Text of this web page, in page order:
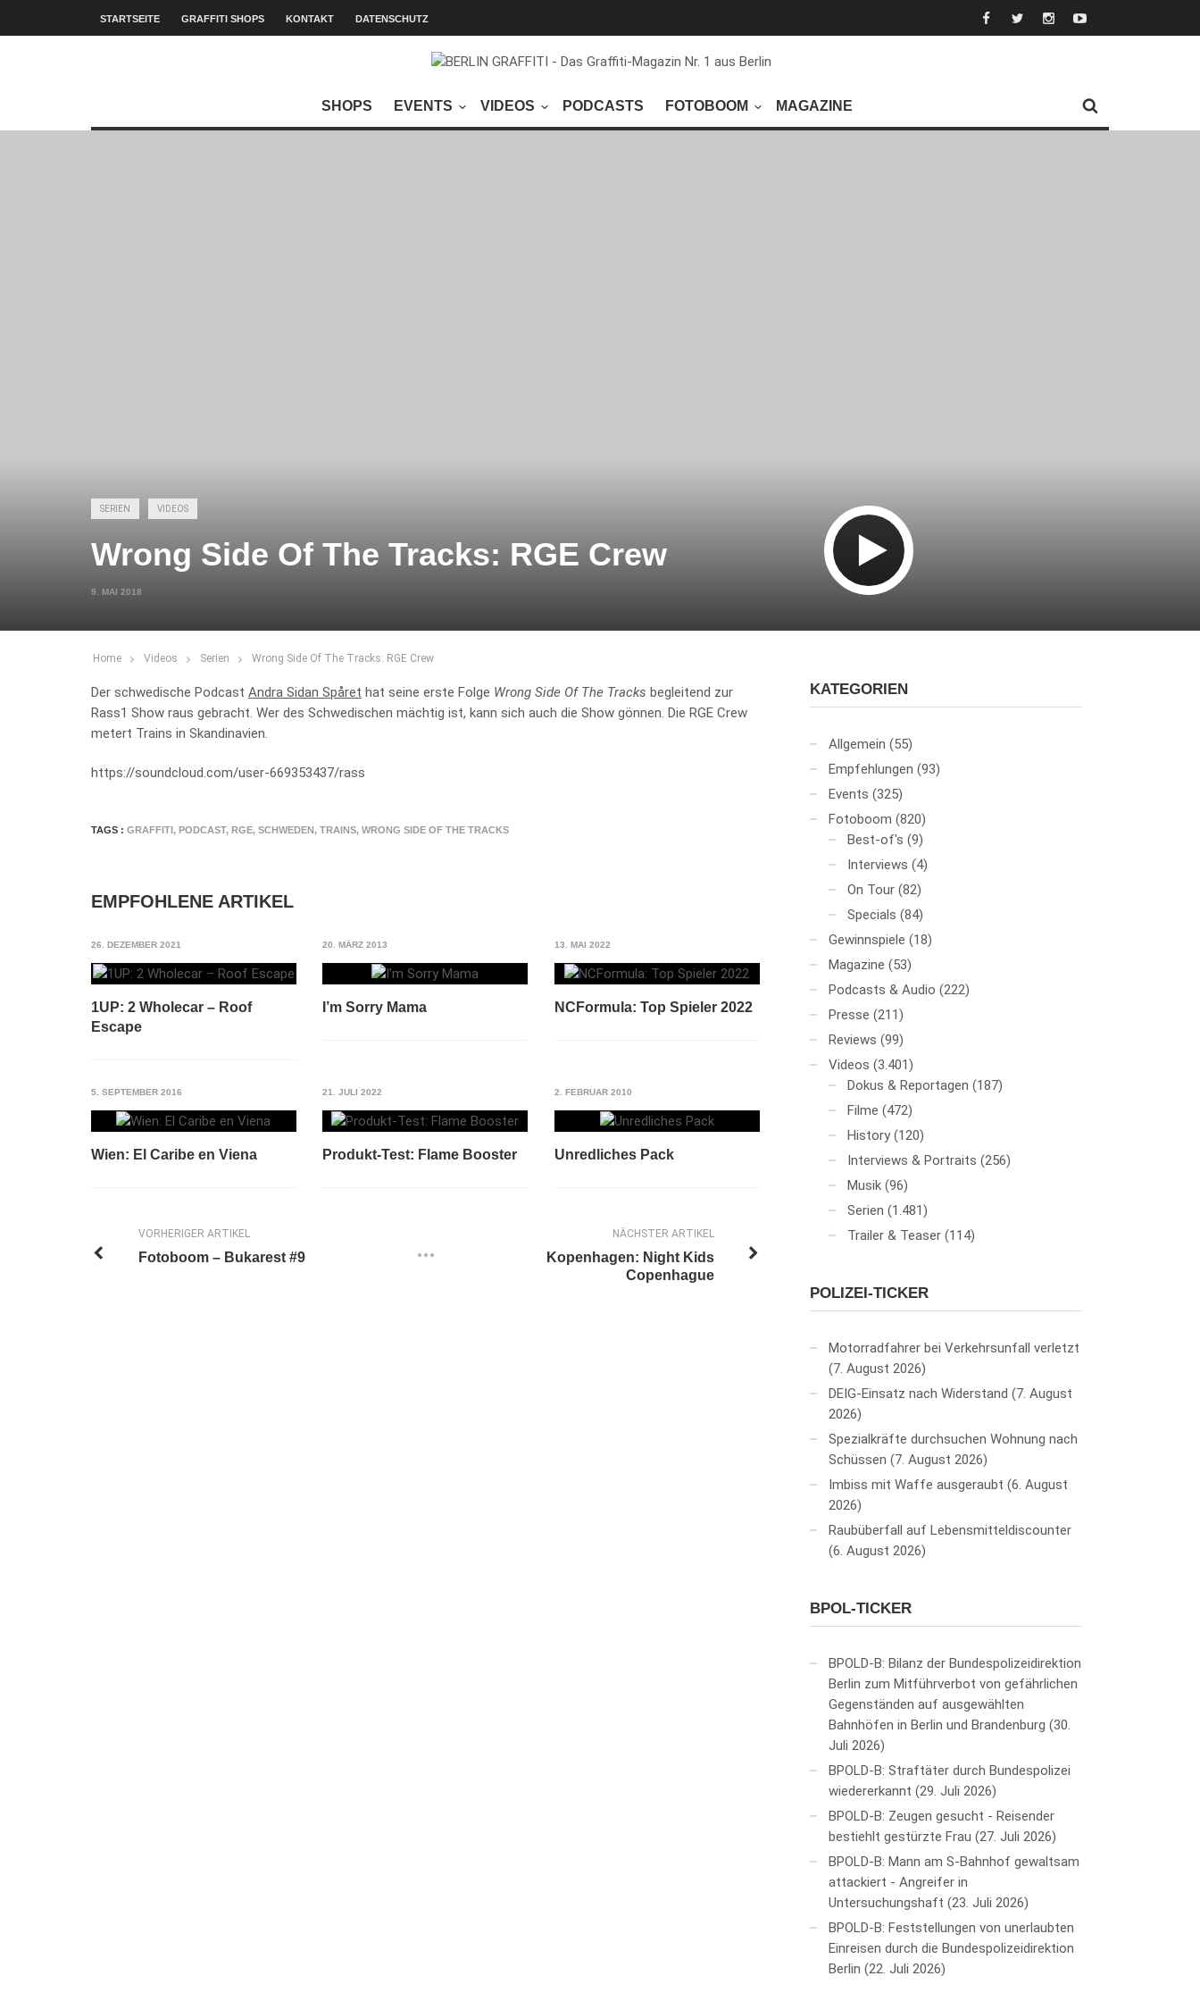
STARTSEITE GRAFFITI SHOPS KONTAKT DATENSCHUTZ
SHOPS EVENTS VIDEOS PODCASTS FOTOBOOM MAGAZINE
SERIEN VIDEOS
Wrong Side Of The Tracks: RGE Crew
9. MAI 2018
Home Videos Serien Wrong Side Of The Tracks: RGE Crew
Der schwedische Podcast Andra Sidan Spåret hat seine erste Folge Wrong Side Of The Tracks begleitend zur
Rass1 Show raus gebracht. Wer des Schwedischen mächtig ist, kann sich auch die Show gönnen. Die RGE Crew
metert Trains in Skandinavien.
https://soundcloud.com/user-669353437/rass
TAGS : GRAFFITI, PODCAST, RGE, SCHWEDEN, TRAINS, WRONG SIDE OF THE TRACKS
EMPFOHLENE ARTIKEL
26. DEZEMBER 2021
1UP: 2 Wholecar – Roof
Escape
20. MÄRZ 2013
I’m Sorry Mama
13. MAI 2022
NCFormula: Top Spieler 2022
5. SEPTEMBER 2016
Wien: El Caribe en Viena
21. JULI 2022
Produkt-Test: Flame Booster
2. FEBRUAR 2010
Unredliches Pack
NÄCHSTER ARTIKEL
Kopenhagen: Night Kids
Copenhague
VORHERIGER ARTIKEL
Fotoboom – Bukarest #9
KATEGORIEN
Allgemein (55)
Empfehlungen (93)
Events (325)
Fotoboom (820)
Best-of's (9)
Interviews (4)
On Tour (82)
Specials (84)
Gewinnspiele (18)
Magazine (53)
Podcasts & Audio (222)
Presse (211)
Reviews (99)
Videos (3.401)
Dokus & Reportagen (187)
Filme (472)
History (120)
Interviews & Portraits (256)
Musik (96)
Serien (1.481)
Trailer & Teaser (114)
POLIZEI-TICKER
Motorradfahrer bei Verkehrsunfall verletzt
7. August 2026
DEIG-Einsatz nach Widerstand
7. August
2026
Spezialkräfte durchsuchen Wohnung nach
Schüssen
7. August 2026
Imbiss mit Waffe ausgeraubt 6. August
2026
Raubüberfall auf Lebensmitteldiscounter
6. August 2026
BPOL-TICKER
BPOLD-B: Bilanz der Bundespolizeidirektion
Berlin zum Mitführverbot von gefährlichen
Gegenständen auf ausgewählten
Bahnhöfen in Berlin und Brandenburg 30.
Juli 2026
BPOLD-B: Straftäter durch Bundespolizei
wiedererkannt 29. Juli 2026
BPOLD-B: Zeugen gesucht - Reisender
bestiehlt gestürzte Frau 27. Juli 2026
BPOLD-B: Mann am S-Bahnhof gewaltsam
attackiert - Angreifer in
Untersuchungshaft 23. Juli 2026
BPOLD-B: Feststellungen von unerlaubten
Einreisen durch die Bundespolizeidirektion
Berlin 22. Juli 2026